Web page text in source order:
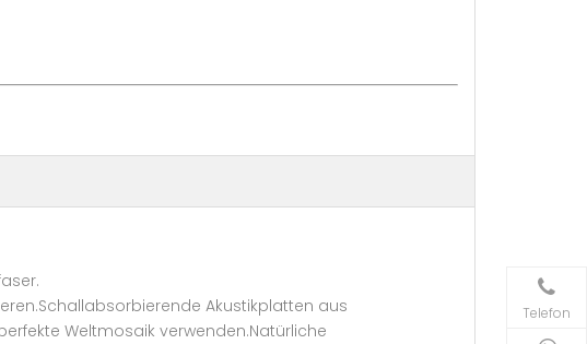
Akustikplatten aus
Weltmosaik verwenden.Natürliche
Telefon